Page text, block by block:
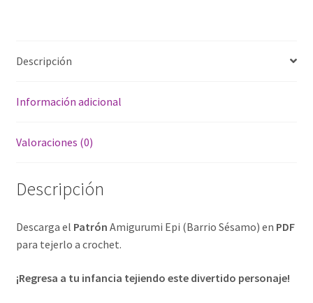
i
e
Descripción
Información adicional
Valoraciones (0)
Descripción
Descarga el Patrón Amigurumi Epi (Barrio Sésamo) en PDF
para tejerlo a crochet.
¡Regresa a tu infancia tejiendo este divertido personaje!